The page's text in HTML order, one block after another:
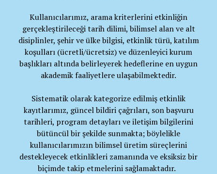
Kullanıcılarımız, arama kriterlerini etkinliğin
gerçekleştirileceği tarih dilimi, bilimsel alan ve alt
disiplinler, şehir ve ülke bilgisi, etkinlik türü, katılım
koşulları (ücretli/ücretsiz) ve düzenleyici kurum
başlıkları altında belirleyerek hedeflerine en uygun
akademik faaliyetlere ulaşabilmektedir.
Sistematik olarak kategorize edilmiş etkinlik
kayıtlarımız, güncel bildiri çağrıları, son başvuru
tarihleri, program detayları ve iletişim bilgilerini
bütüncül bir şekilde sunmakta; böylelikle
kullanıcılarımızın bilimsel üretim süreçlerini
destekleyecek etkinlikleri zamanında ve eksiksiz bir
biçimde takip etmelerini sağlamaktadır.